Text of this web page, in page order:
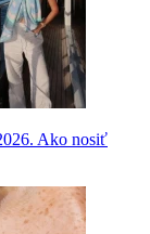
Ako nosiť